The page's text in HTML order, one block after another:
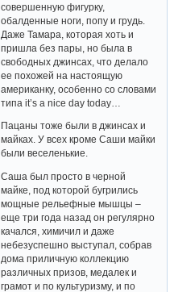
совершенную фигурку,
обалденные ноги, попу и грудь.
Даже Тамара, которая хоть и
пришла без пары, но была в
свободных джинсах, что делало
ее похожей на настоящую
американку, особенно со словами
типа it’s a nice day today…
Пацаны тоже были в джинсах и
майках. У всех кроме Саши майки
были веселенькие.
Саша был просто в черной
майке, под которой бугрились
мощные рельефные мышцы –
еще три года назад он регулярно
качался, химичил и даже
небезуспешно выступал, собрав
дома приличную коллекцию
различных призов, медалек и
грамот и по культуризму, и по